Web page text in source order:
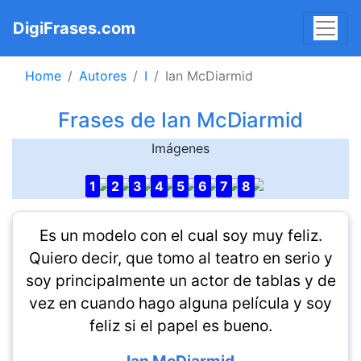
DigiFrases.com
Home Autores I Ian McDiarmid
Frases de Ian McDiarmid
Imágenes
1 2 3 4 5 6 7 8
Es un modelo con el cual soy muy feliz.
Quiero decir, que tomo al teatro en serio y
soy principalmente un actor de tablas y de
vez en cuando hago alguna película y soy
feliz si el papel es bueno.